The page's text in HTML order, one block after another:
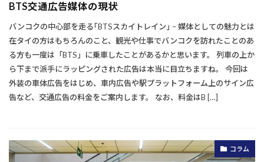
BTS交通広告媒体の現状
バンコクの中心部を走る｢BTSスカイトレイン｣ – 媒体としての魅力とは
在タイの方はもちろんのこと、観光や仕事でバンコクを訪れたことのあ
る方も一度は「BTS」に乗車したことがあるかと思います。 列車の上か
ら下まで派手にラッピングされた広告は本当に目立ちますね。 今回は
外装の車体広告をはじめ、車内広告や駅プラットフォーム上のサイン広
告など、交通広告の料金をご案内します。 なお、料金はB […]
コラム